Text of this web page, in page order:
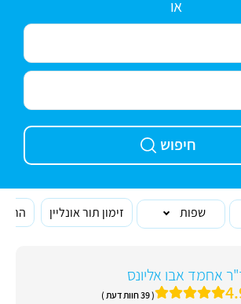
או
חיפוש
שפות זימון תור אונליין
אחמד אבו אליונס
( 39 חוות דעת )